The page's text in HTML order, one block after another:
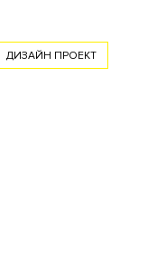
ДИЗАЙН ПРОЕКТ